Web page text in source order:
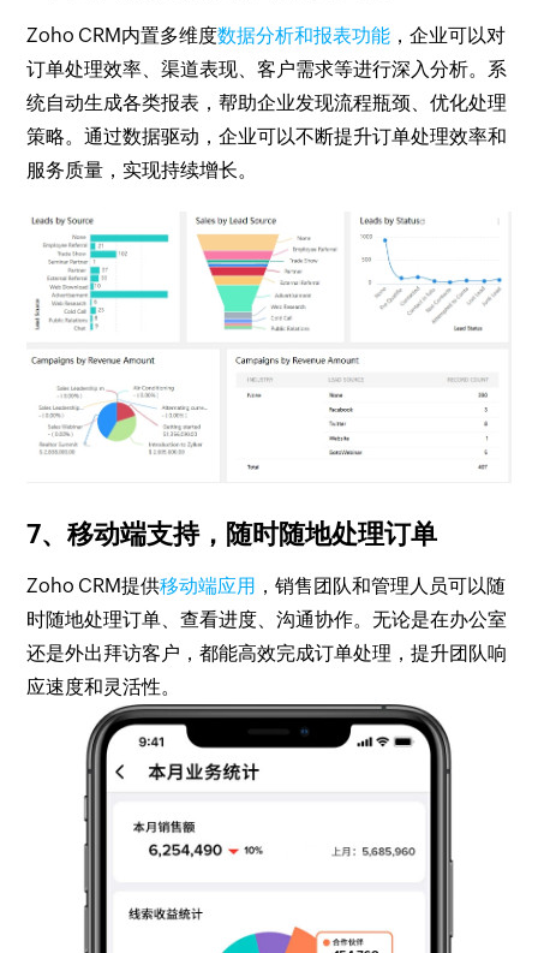
Zoho CRM内置多维度数据分析和报表功能 ，企业可以对
订单处理效率、渠道表现、客户需求等进行深入分析。系
统自动生成各类报表，帮助企业发现流程瓶颈、优化处理
策略。通过数据驱动，企业可以不断提升订单处理效率和
服务质量，实现持续增长。
7、移动端支持，随时随地处理订单
Zoho CRM提供移动端应用 ，销售团队和管理人员可以随
时随地处理订单、查看进度、沟通协作。无论是在办公室
还是外出拜访客户，都能高效完成订单处理，提升团队响
应速度和灵活性。